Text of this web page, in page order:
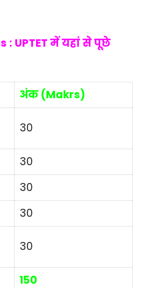
: UPTET में यहां से पूछे
अंक (Makrs)
30
30
30
30
30
150